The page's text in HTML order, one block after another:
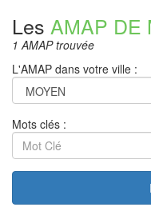
Les AMAP DE
1 AMAP trouvée
L'AMAP dans votre ville :
Mots clés :